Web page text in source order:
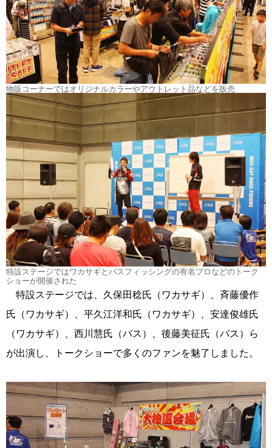
物販コーナーではオリジナルカラーやアウトレット品などを販売
特設ステージではワカサギとバスフィッシングの有名プロなどのトーク
ショーが開催された
特設ステージでは、久保田稔氏（ワカサギ）、斉藤優作
氏（ワカサギ）、平久江洋和氏（ワカサギ）、安達俊雄氏
（ワカサギ）、西川慧氏（バス）、後藤美征氏（バス）ら
が出演し、トークショーで多くのファンを魅了しました。